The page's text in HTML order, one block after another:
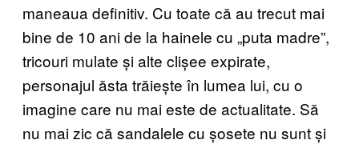
maneaua definitiv. Cu toate că au trecut mai
bine de 10 ani de la hainele cu „puta madre”,
tricouri mulate și alte clișee expirate,
personajul ăsta trăiește în lumea lui, cu o
imagine care nu mai este de actualitate. Să
nu mai zic că sandalele cu șosete nu sunt și